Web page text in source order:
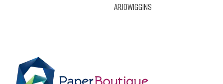
ARJOWIGGINS